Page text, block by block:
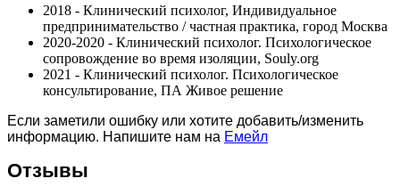
2018 - Клинический психолог, Индивидуальное
предпринимательство / частная практика, город Москва
2020-2020 - Клинический психолог. Психологическое
сопровождение во время изоляции, Souly.org
2021 - Клинический психолог. Психологическое
консультирование, ПА Живое решение
Если заметили ошибку или хотите добавить/изменить
информацию. Напишите нам на Емейл
Отзывы